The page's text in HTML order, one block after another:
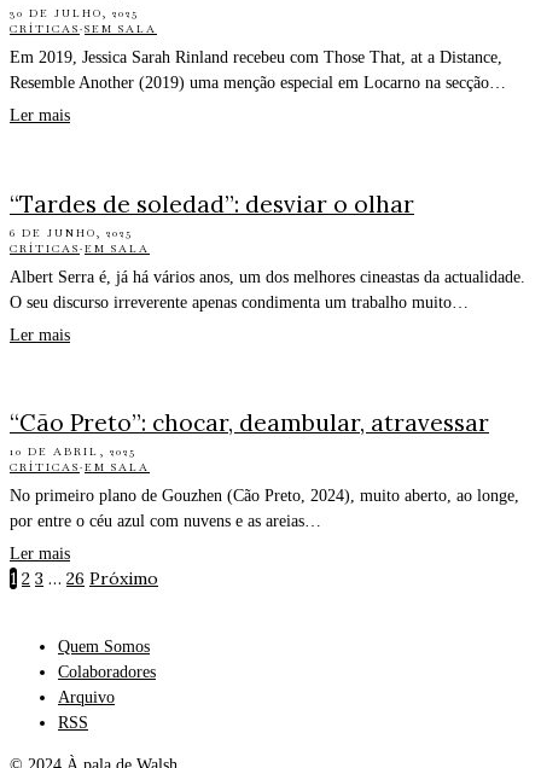
30 DE JULHO, 2025
CRÍTICAS·SEM SALA
Em 2019, Jessica Sarah Rinland recebeu com Those That, at a Distance,
Resemble Another (2019) uma menção especial em Locarno na secção…
Ler mais
“Tardes de soledad”: desviar o olhar
6 DE JUNHO, 2025
CRÍTICAS·EM SALA
Albert Serra é, já há vários anos, um dos melhores cineastas da actualidade.
O seu discurso irreverente apenas condimenta um trabalho muito…
Ler mais
“Cão Preto”: chocar, deambular, atravessar
10 DE ABRIL, 2025
CRÍTICAS·EM SALA
No primeiro plano de Gouzhen (Cão Preto, 2024), muito aberto, ao longe,
por entre o céu azul com nuvens e as areias…
Ler mais
1 2 3 … 26 Próximo
Quem Somos
Colaboradores
Arquivo
RSS